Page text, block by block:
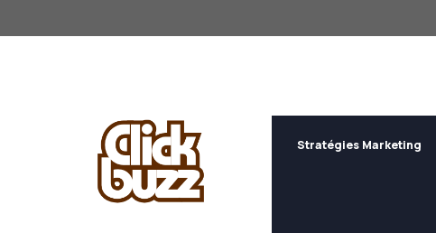
au
Stratégies Marketing